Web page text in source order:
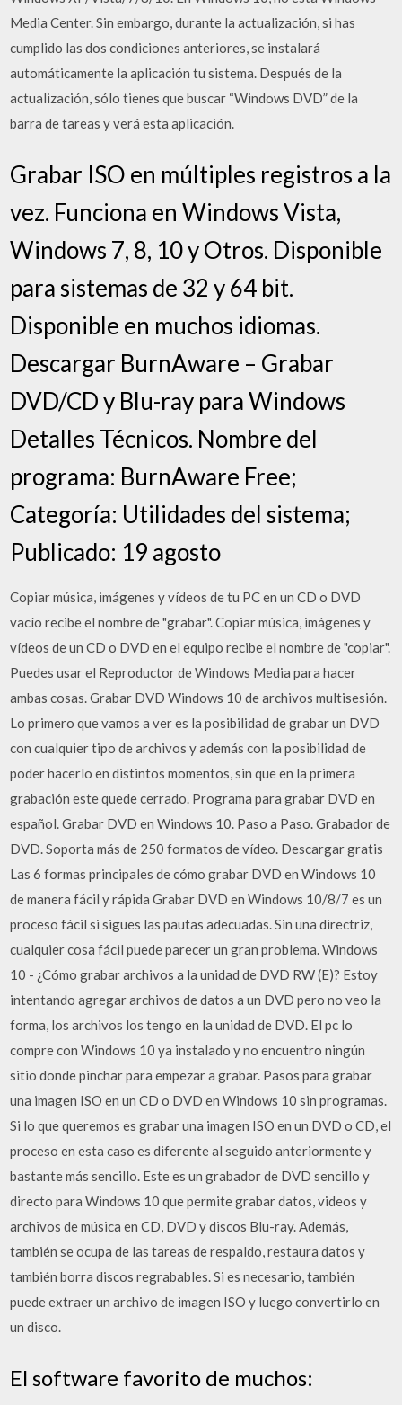
Media Center. Sin embargo, durante la actualización, si has
cumplido las dos condiciones anteriores, se instalará
automáticamente la aplicación tu sistema. Después de la
actualización, sólo tienes que buscar “Windows DVD” de la
barra de tareas y verá esta aplicación.
Grabar ISO en múltiples registros a la
vez. Funciona en Windows Vista,
Windows 7, 8, 10 y Otros. Disponible
para sistemas de 32 y 64 bit.
Disponible en muchos idiomas.
Descargar BurnAware – Grabar
DVD/CD y Blu-ray para Windows
Detalles Técnicos. Nombre del
programa: BurnAware Free;
Categoría: Utilidades del sistema;
Publicado: 19 agosto
Copiar música, imágenes y vídeos de tu PC en un CD o DVD
vacío recibe el nombre de "grabar". Copiar música, imágenes y
vídeos de un CD o DVD en el equipo recibe el nombre de "copiar".
Puedes usar el Reproductor de Windows Media para hacer
ambas cosas. Grabar DVD Windows 10 de archivos multisesión.
Lo primero que vamos a ver es la posibilidad de grabar un DVD
con cualquier tipo de archivos y además con la posibilidad de
poder hacerlo en distintos momentos, sin que en la primera
grabación este quede cerrado. Programa para grabar DVD en
español. Grabar DVD en Windows 10. Paso a Paso. Grabador de
DVD. Soporta más de 250 formatos de vídeo. Descargar gratis
Las 6 formas principales de cómo grabar DVD en Windows 10
de manera fácil y rápida Grabar DVD en Windows 10/8/7 es un
proceso fácil si sigues las pautas adecuadas. Sin una directriz,
cualquier cosa fácil puede parecer un gran problema. Windows
10 - ¿Cómo grabar archivos a la unidad de DVD RW (E)? Estoy
intentando agregar archivos de datos a un DVD pero no veo la
forma, los archivos los tengo en la unidad de DVD. El pc lo
compre con Windows 10 ya instalado y no encuentro ningún
sitio donde pinchar para empezar a grabar. Pasos para grabar
una imagen ISO en un CD o DVD en Windows 10 sin programas.
Si lo que queremos es grabar una imagen ISO en un DVD o CD, el
proceso en esta caso es diferente al seguido anteriormente y
bastante más sencillo. Este es un grabador de DVD sencillo y
directo para Windows 10 que permite grabar datos, videos y
archivos de música en CD, DVD y discos Blu-ray. Además,
también se ocupa de las tareas de respaldo, restaura datos y
también borra discos regrabables. Si es necesario, también
puede extraer un archivo de imagen ISO y luego convertirlo en
un disco.
El software favorito de muchos: